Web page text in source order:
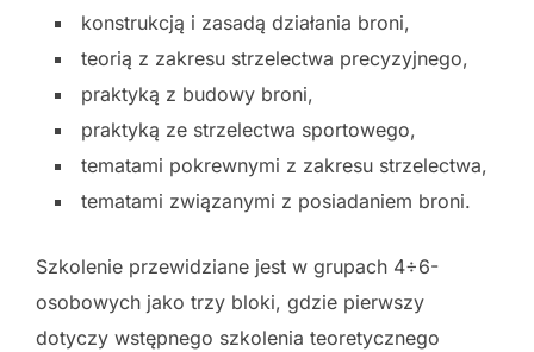
konstrukcją i zasadą działania broni,
teorią z zakresu strzelectwa precyzyjnego,
praktyką z budowy broni,
praktyką ze strzelectwa sportowego,
tematami pokrewnymi z zakresu strzelectwa,
tematami związanymi z posiadaniem broni.
Szkolenie przewidziane jest w grupach 4÷6-
osobowych jako trzy bloki, gdzie pierwszy
dotyczy wstępnego szkolenia teoretycznego